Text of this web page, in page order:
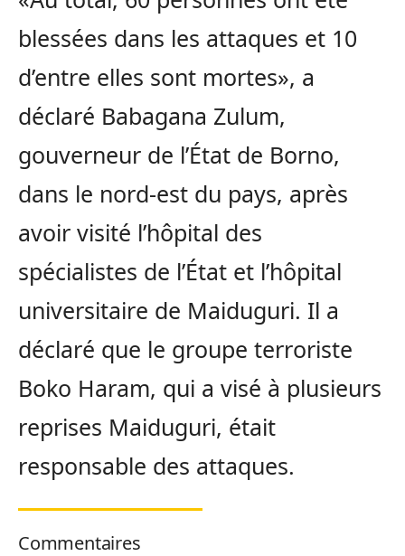
blessées dans les attaques et 10
d’entre elles sont mortes», a
déclaré Babagana Zulum,
gouverneur de l’État de Borno,
dans le nord-est du pays, après
avoir visité l’hôpital des
spécialistes de l’État et l’hôpital
universitaire de Maiduguri. Il a
déclaré que le groupe terroriste
Boko Haram, qui a visé à plusieurs
reprises Maiduguri, était
responsable des attaques.
Commentaires